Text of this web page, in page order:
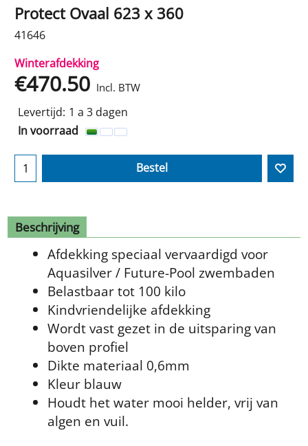
Protect Ovaal 623 x 360
41646
Winterafdekking
€470.50 Incl. BTW
Levertijd: 1 a 3 dagen
In voorraad
Bestel
Beschrijving
Afdekking speciaal vervaardigd voor
Aquasilver / Future-Pool zwembaden
Belastbaar tot 100 kilo
Kindvriendelijke afdekking
Wordt vast gezet in de uitsparing van
boven profiel
Dikte materiaal 0,6mm
Kleur blauw
Houdt het water mooi helder, vrij van
algen en vuil.